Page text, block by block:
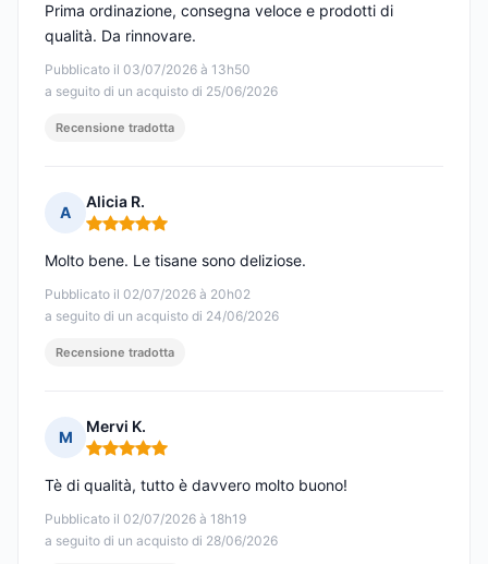
Pubblicato il 03/07/2026 à 13h50
a seguito di un acquisto di 25/06/2026
Prima ordinazione, consegna veloce e prodotti di
qualità. Da rinnovare.
Recensione tradotta
A
Alicia R.
Nota: 5 su 5
Pubblicato il 02/07/2026 à 20h02
a seguito di un acquisto di 24/06/2026
Molto bene. Le tisane sono deliziose.
Recensione tradotta
M
Mervi K.
Nota: 5 su 5
Pubblicato il 02/07/2026 à 18h19
a seguito di un acquisto di 28/06/2026
Tè di qualità, tutto è davvero molto buono!